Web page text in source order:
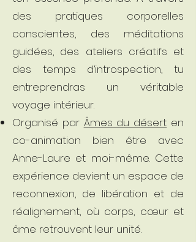
des pratiques corporelles
conscientes, des méditations
guidées, des ateliers créatifs et
des temps d’introspection, tu
entreprendras un véritable
voyage intérieur.
Organisé par Âmes du désert en
co-animation bien être avec
Anne-Laure et moi-même. Cette
expérience devient un espace de
reconnexion, de libération et de
réalignement, où corps, cœur et
âme retrouvent leur unité.